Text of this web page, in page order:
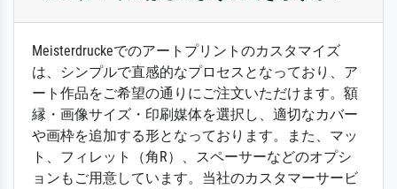
Meisterdruckeでのアートプリントのカスタマイズ
は、シンプルで直感的なプロセスとなっており、ア
ート作品をご希望の通りにご注文いただけます。額
縁・画像サイズ・印刷媒体を選択し、適切なカバー
や画枠を追加する形となっております。また、マッ
ト、フィレット（角R）、スペーサーなどのオプシ
ョンもご用意しています。当社のカスタマーサービ